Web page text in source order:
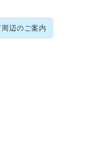
周辺のご案内